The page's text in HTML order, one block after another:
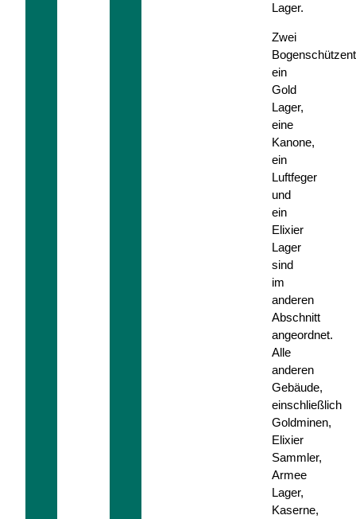
Lager.
Zwei
ein
Gold
Lager,
eine
Kanone,
ein
Luftfeger
und
ein
Elixier
Lager
sind
im
anderen
Abschnitt
angeordnet.
Alle
anderen
Gebäude,
einschließlich
Goldminen,
Elixier
Sammler,
Armee
Lager,
Kaserne,